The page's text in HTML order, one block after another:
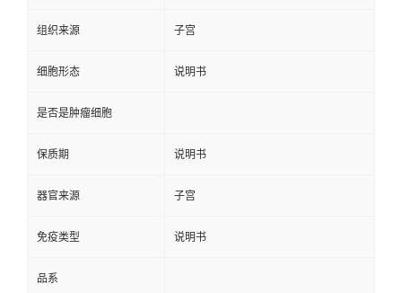
组织来源 子宫
细胞形态 说明书
是否是肿瘤细胞
保质期 说明书
器官来源 子宫
免疫类型 说明书
品系